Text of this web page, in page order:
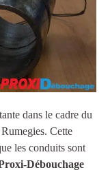
dans le cadre du
. Cette
les conduits sont
Débouchage